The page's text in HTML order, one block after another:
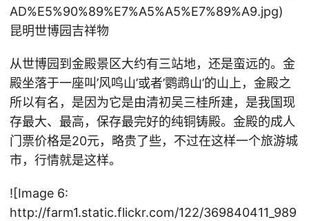
AD%E5%90%89%E7%A5%A5%E7%89%A9.jpg)
昆明世博园吉祥物
从世博园到金殿景区大约有三站地，还是蛮远的。金
殿坐落于一座叫’风鸣山’或者’鹦鹉山’的山上，金殿之
所以有名，是因为它是由清初吴三桂所建，是我国现
存最大、最高，保存最完好的纯铜铸殿。金殿的成人
门票价格是20元，略贵了些，不过在这样一个旅游城
市，行情就是这样。
![Image 6:
http://farm1.static.flickr.com/122/369840411_989